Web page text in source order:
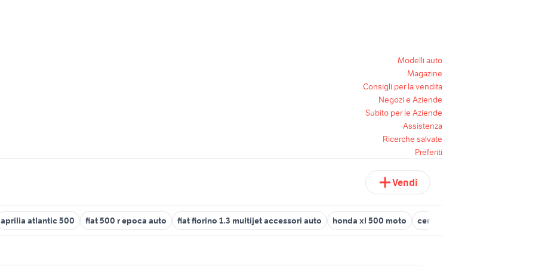
Modelli auto
Magazine
Consigli per la vendita
Negozi e Aziende
Subito per le Aziende
Assistenza
Ricerche salvate
Preferiti
Vendi
aprilia atlantic 500 fiat 500 r epoca auto fiat fiorino 1.3 multijet accessori auto honda xl 500 moto cerchi 500 abarth 17 usati